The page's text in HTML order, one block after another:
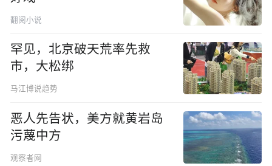
翻阅小说
罕见，北京破天荒率先救
市，大松绑
马江博说趋势
恶人先告状，美方就黄岩岛
污蔑中方
观察者网